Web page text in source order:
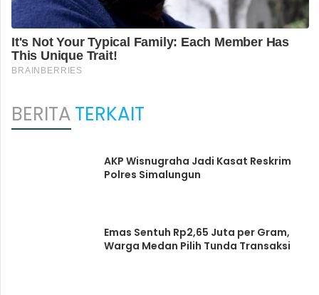
BERITATERKAIT
AKP Wisnugraha Jadi Kasat Reskrim
Polres Simalungun
Emas Sentuh Rp2,65 Juta per Gram,
Warga Medan Pilih Tunda Transaksi